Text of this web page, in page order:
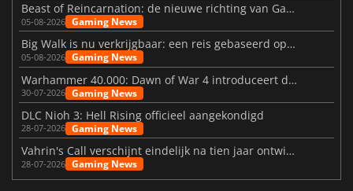
Beast of Reincarnation: de nieuwe richting van Game Freak
05-08-2026 Gaming News
Big Walk is nu verkrijgbaar: een reis gebaseerd op vriendschap
05-08-2026 Gaming News
Warhammer 40.000: Dawn of War 4 introduceert de Necron-factie
30-07-2026 Gaming News
DLC Nioh 3: Hell Rising officieel aangekondigd
28-07-2026 Gaming News
Vahrin's Call verschijnt eindelijk na tien jaar ontwikkeling
28-07-2026 Gaming News